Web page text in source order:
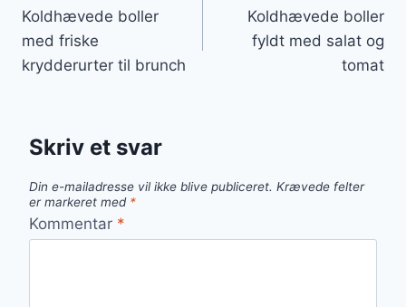
Koldhævede boller
med friske
krydderurter til brunch
Koldhævede boller
fyldt med salat og
tomat
Skriv et svar
Din e-mailadresse vil ikke blive publiceret. Krævede felter
er markeret med *
Kommentar *